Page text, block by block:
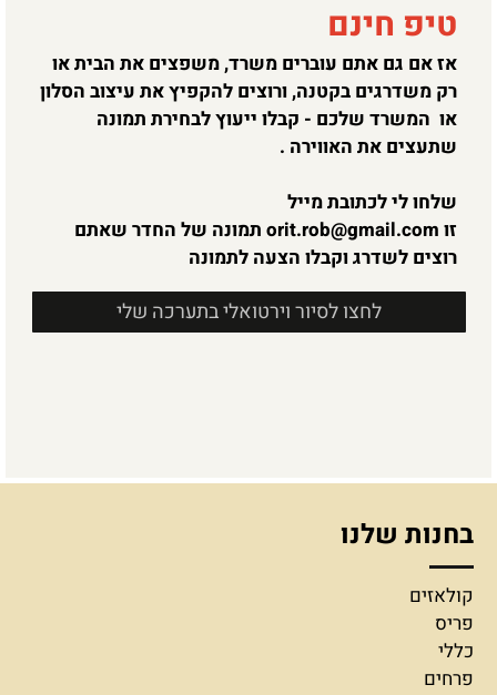
טיפ חינם
אז אם גם אתם עוברים משרד, משפצים את הבית או
רק משדרגים בקטנה, ורוצים להקפיץ את עיצוב הסלון
או המשרד שלכם - קבלו ייעוץ לבחירת תמונה
שתעצים את האווירה .
שלחו לי לכתובת מייל
זו orit.rob@gmail.com תמונה של החדר שאתם
רוצים לשדרג וקבלו הצעה לתמונה
לחצו לסיור וירטואלי בתערכה שלי
בחנות שלנו
קולאזים
פריס
כללי
פרחים